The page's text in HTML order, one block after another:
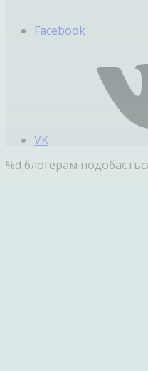
Facebook
VK
%d блогерам